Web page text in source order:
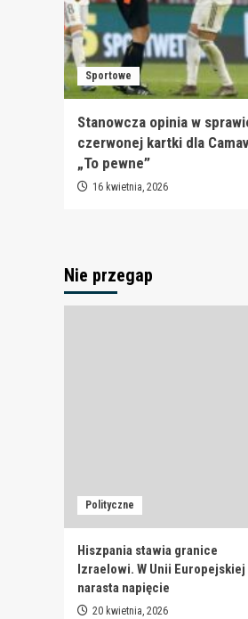
Sportowe
Stanowcza opinia w
czerwonej kartki dla
„To pewne”
16 kwietnia, 2026
Nie przegap
Polityczne
Hiszpania stawia granice
Izraelowi. W Unii Europejskiej
narasta napięcie
20 kwietnia, 2026